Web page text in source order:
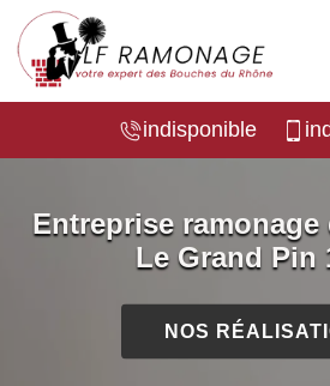
indisponible
Entreprise ramonage
Le Grand Pin
NOS